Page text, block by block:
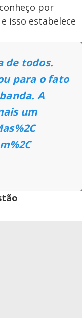
por
isso estabelece
de todos.
para o fato
A
um